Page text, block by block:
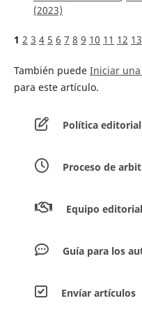
(2023)
1 2 3 4 5 6 7 8 9 10 11 12 13
También puede Iniciar
para este artículo.
Política editorial
Proceso de
Equipo editorial
Guía para los
Envíar artículos